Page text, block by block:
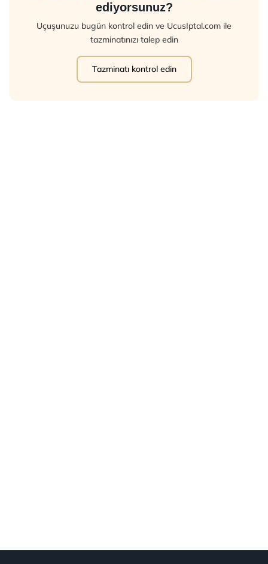
ediyorsunuz?
Uçuşunuzu bugün kontrol edin ve UcusIptal.com ile
tazminatınızı talep edin
Tazminatı kontrol edin